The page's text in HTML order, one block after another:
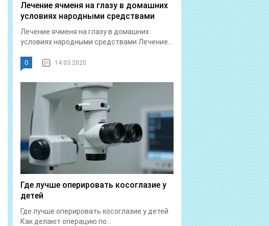
Лечение ячменя на глазу в домашних
условиях народными средствами
Лечение ячменя на глазу в домашних
условиях народными средствами Лечение...
0 14.03.2020
Где лучше оперировать косоглазие у
детей
Где лучше оперировать косоглазие у детей
Как делают операцию по...